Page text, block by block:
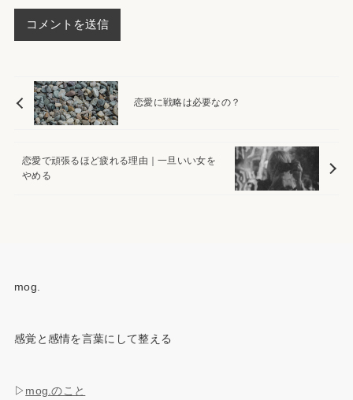
恋愛に戦略は必要なの？
恋愛で頑張るほど疲れる理由｜一旦いい女を
やめる
mog.
感覚と感情を言葉にして整える
▷ mog.のこと